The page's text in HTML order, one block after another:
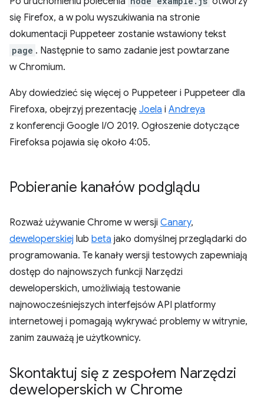
się Firefox, a w polu wyszukiwania na stronie
dokumentacji Puppeteer zostanie wstawiony tekst
page . Następnie to samo zadanie jest powtarzane
w Chromium.
Aby dowiedzieć się więcej o Puppeteer i Puppeteer dla
Firefoxa, obejrzyj prezentację Joela i Andreya
z konferencji Google I/O 2019. Ogłoszenie dotyczące
Firefoksa pojawia się około 4:05.
Pobieranie kanałów podglądu
Rozważ używanie Chrome w wersji Canary,
deweloperskiej lub beta jako domyślnej przeglądarki do
programowania. Te kanały wersji testowych zapewniają
dostęp do najnowszych funkcji Narzędzi
deweloperskich, umożliwiają testowanie
najnowocześniejszych interfejsów API platformy
internetowej i pomagają wykrywać problemy w witrynie,
zanim zauważą je użytkownicy.
Skontaktuj się z zespołem Narzędzi
deweloperskich w Chrome